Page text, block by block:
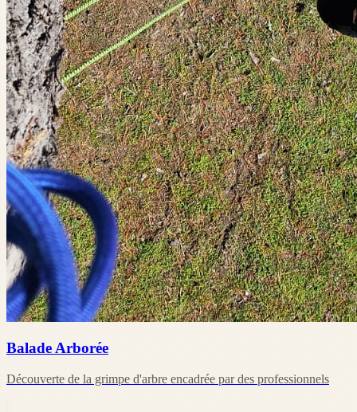
Balade Arborée
Découverte de la grimpe d'arbre encadrée par des professionnels